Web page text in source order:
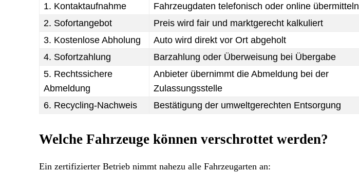
1. Kontaktaufnahme
Fahrzeugdaten telefonisch oder online übermitteln
2. Sofortangebot
Preis wird fair und marktgerecht kalkuliert
3. Kostenlose Abholung
Auto wird direkt vor Ort abgeholt
4. Sofortzahlung
Barzahlung oder Überweisung bei Übergabe
5. Rechtssichere
Abmeldung
Anbieter übernimmt die Abmeldung bei der
Zulassungsstelle
6. Recycling-Nachweis Bestätigung der umweltgerechten Entsorgung
Welche Fahrzeuge können verschrottet werden?
Ein zertifizierter Betrieb nimmt nahezu alle Fahrzeugarten an: